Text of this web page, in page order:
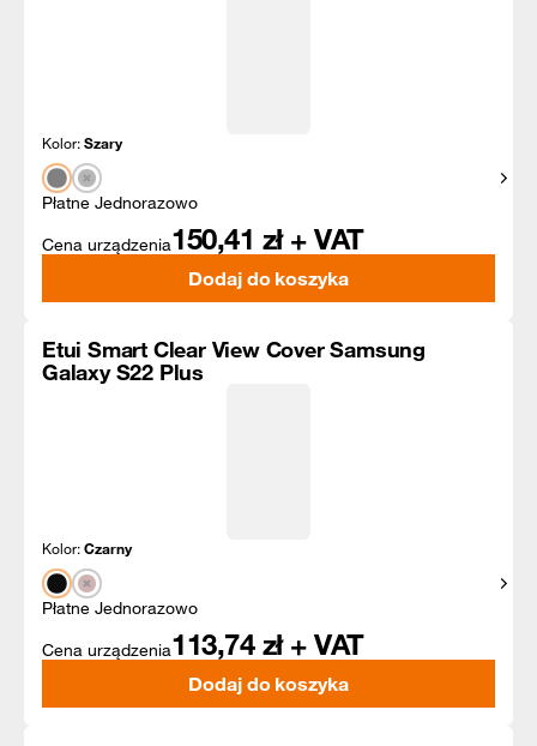
Kolor:Szary
Płatne Jednorazowo
Cena urządzenia150,41 zł + VAT
Dodaj do koszyka
Etui Smart Clear View Cover Samsung
Galaxy S22 Plus
Kolor:Czarny
Płatne Jednorazowo
Cena urządzenia113,74 zł + VAT
Dodaj do koszyka